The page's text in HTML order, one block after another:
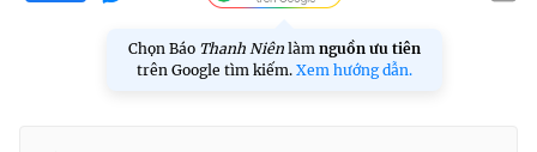
Chọn Báo Thanh Niên làm nguồn ưu tiên
trên Google tìm kiếm. Xem hướng dẫn.